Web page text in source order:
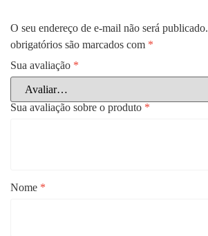
O seu endereço de e-mail não será publicado.
obrigatórios são marcados com *
Sua avaliação *
Sua avaliação sobre o produto *
Nome *